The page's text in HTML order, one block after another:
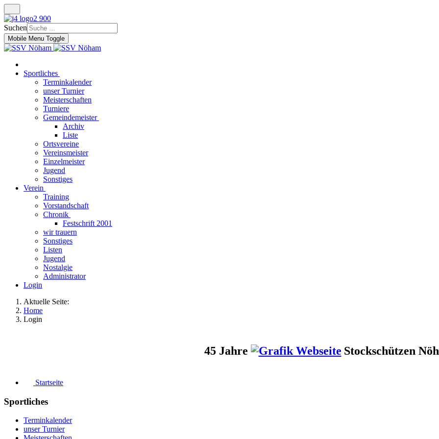
Suchen
Mobile Menu Toggle
Sportliches
Terminkalender
unser Turnier
Meisterschaften
Turniere
Gemeindemeister
Archiv
Liste
Ortsvereine
Vereinsmeister
Einzelmeister
Jugend
Sonstiges
Verein
Training
Vorstandschaft
Chronik
Festschrift 2001
wir trauern
Sonstiges
Listen
Jugend
Nostalgie
Administrator
Login
Aktuelle Seite:
Home
Login
45 Jahre Stockschützen
Startseite
Sportliches
Terminkalender
unser Turnier